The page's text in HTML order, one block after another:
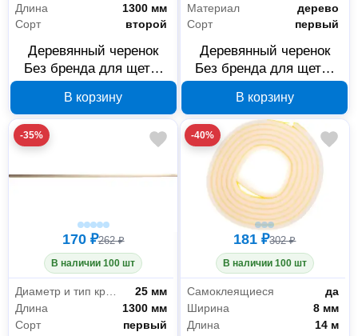
Длина
1300 мм
Сорт
второй
Деревянный черенок
Без бренда для щеток
В корзину
Материал
дерево
Сорт
первый
Деревянный черенок
Без бренда для щеток
В корзину
-35%
170 ₽262 ₽
В наличии 100 шт
Диаметр и тип крепления для ручки/черенка
25 мм
Длина
1300 мм
Сорт
первый
-40%
181 ₽302 ₽
В наличии 100 шт
Самоклеящиеся
да
Ширина
8 мм
Длина
14 м